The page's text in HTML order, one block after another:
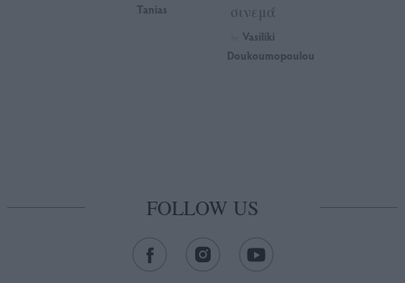
Tanias
σινεμά
Vasiliki
Doukoumopoulou
FOLLOW US